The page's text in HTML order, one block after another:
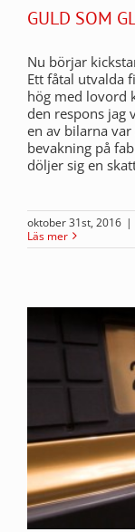
GULD SOM
Nu börjar
Ett fåtal utvalda
hög med lovord
den respons jag
en av bilarna
bevakning på
döljer sig en
oktober 31st, 2016 |
Läs mer